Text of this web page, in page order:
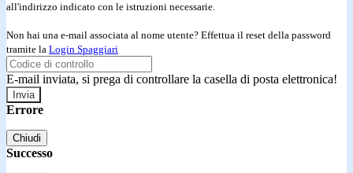
all'indirizzo indicato con le istruzioni necessarie.
Non hai una e-mail associata al nome utente? Effettua il reset della password
tramite la Login Spaggiari
E-mail inviata, si prega di controllare la casella di posta elettronica!
Errore
Chiudi
Successo